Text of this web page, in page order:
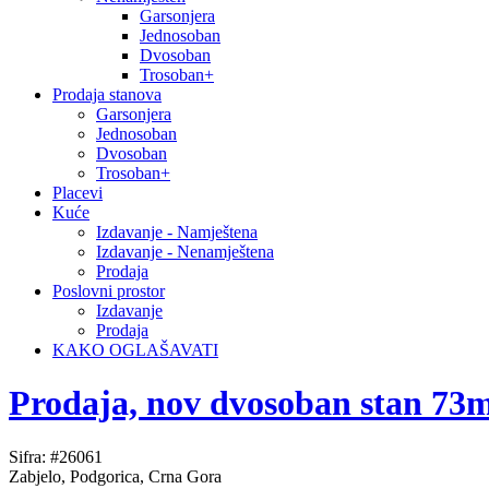
Garsonjera
Jednosoban
Dvosoban
Trosoban+
Prodaja stanova
Garsonjera
Jednosoban
Dvosoban
Trosoban+
Placevi
Kuće
Izdavanje - Namještena
Izdavanje - Nenamještena
Prodaja
Poslovni prostor
Izdavanje
Prodaja
KAKO OGLAŠAVATI
Prodaja, nov dvosoban stan
Sifra: #26061
Zabjelo, Podgorica, Crna Gora